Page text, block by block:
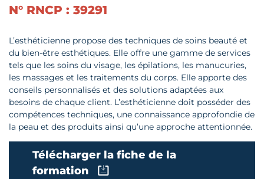
N° RNCP : 39291
L’esthéticienne propose des techniques de soins beauté et
du bien-être esthétiques. Elle offre une gamme de services
tels que les soins du visage, les épilations, les manucuries,
les massages et les traitements du corps. Elle apporte des
conseils personnalisés et des solutions adaptées aux
besoins de chaque client. L’esthéticienne doit posséder des
compétences techniques, une connaissance approfondie de
la peau et des produits ainsi qu’une approche attentionnée.
Télécharger la fiche de la
formation